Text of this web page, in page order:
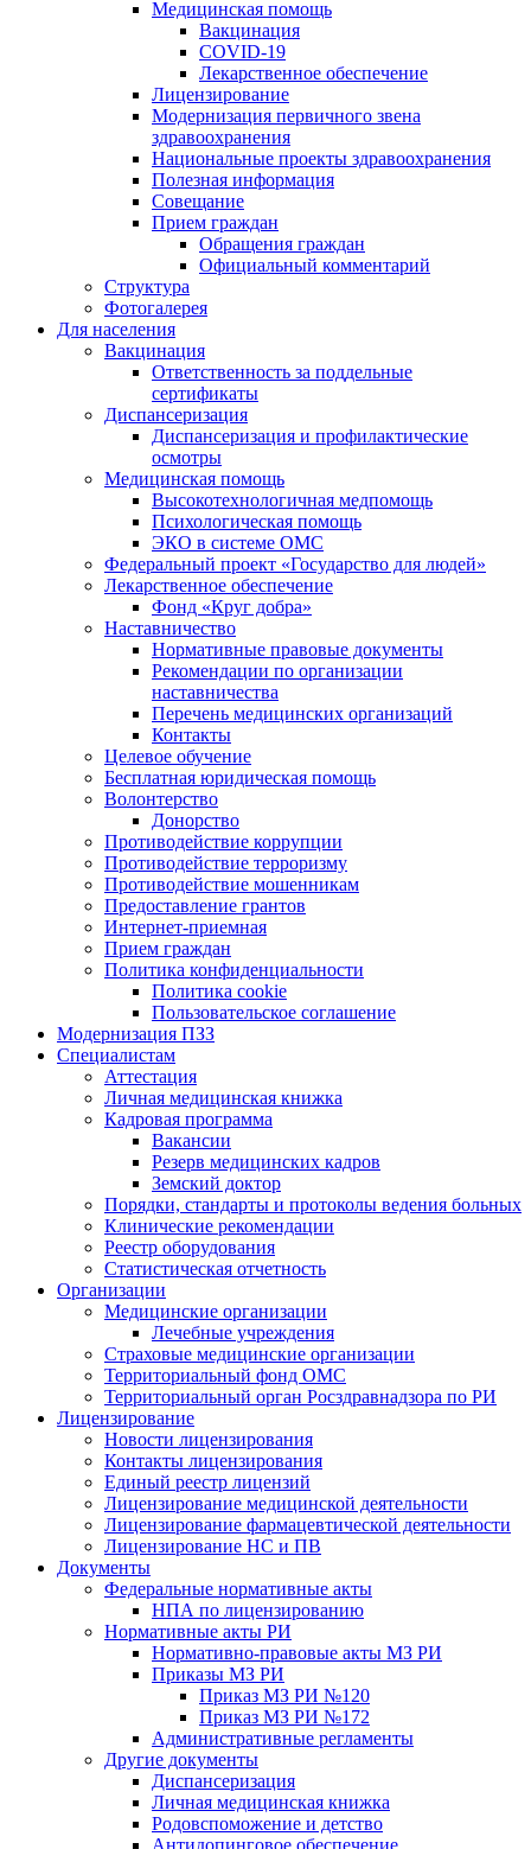
Медицинская помощь
Вакцинация
COVID-19
Лекарственное обеспечение
Лицензирование
Модернизация первичного звена
здравоохранения
Национальные проекты здравоохранения
Полезная информация
Совещание
Прием граждан
Обращения граждан
Официальный комментарий
Структура
Фотогалерея
Для населения
Вакцинация
Ответственность за поддельные
сертификаты
Диспансеризация
Диспансеризация и профилактические
осмотры
Медицинская помощь
Высокотехнологичная медпомощь
Психологическая помощь
ЭКО в системе ОМС
Федеральный проект «Государство для людей»
Лекарственное обеспечение
Фонд «Круг добра»
Наставничество
Нормативные правовые документы
Рекомендации по организации
наставничества
Перечень медицинских организаций
Контакты
Целевое обучение
Бесплатная юридическая помощь
Волонтерство
Донорство
Противодействие коррупции
Противодействие терроризму
Противодействие мошенникам
Предоставление грантов
Интернет-приемная
Прием граждан
Политика конфиденциальности
Политика cookie
Пользовательское соглашение
Модернизация ПЗЗ
Специалистам
Аттестация
Личная медицинская книжка
Кадровая программа
Вакансии
Резерв медицинских кадров
Земский доктор
Порядки, стандарты и протоколы ведения больных
Клинические рекомендации
Реестр оборудования
Статистическая отчетность
Организации
Медицинские организации
Лечебные учреждения
Страховые медицинские организации
Территориальный фонд ОМС
Территориальный орган Росздравнадзора по РИ
Лицензирование
Новости лицензирования
Контакты лицензирования
Единый реестр лицензий
Лицензирование медицинской деятельности
Лицензирование фармацевтической деятельности
Лицензирование НС и ПВ
Документы
Федеральные нормативные акты
НПА по лицензированию
Нормативные акты РИ
Нормативно-правовые акты МЗ РИ
Приказы МЗ РИ
Приказ МЗ РИ №120
Приказ МЗ РИ №172
Административные регламенты
Другие документы
Диспансеризация
Личная медицинская книжка
Родовспоможение и детство
Антидопинговое обеспечение